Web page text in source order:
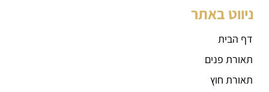
ניווט באתר
דף הבית
תאורת פנים
תאורת חוץ